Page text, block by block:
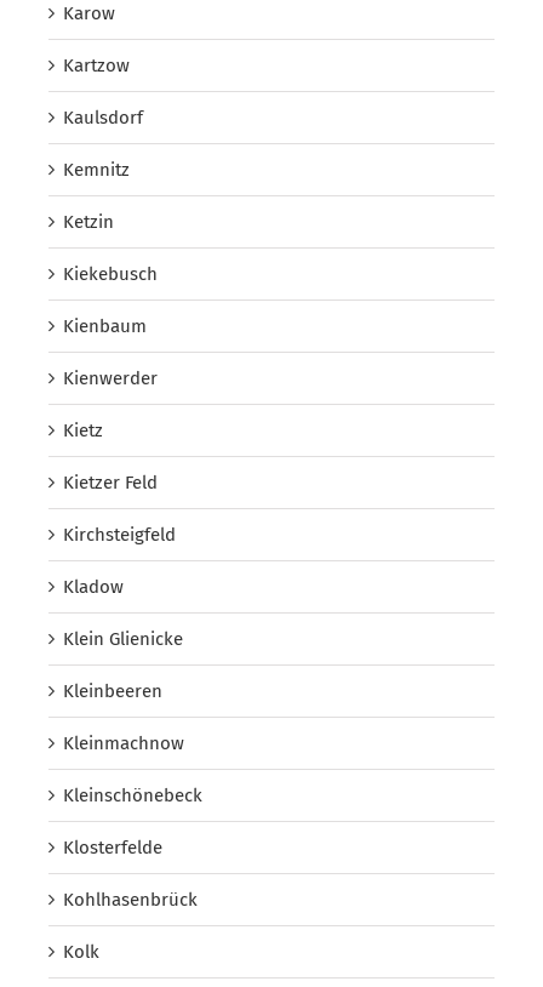
Karow
Kartzow
Kaulsdorf
Kemnitz
Ketzin
Kiekebusch
Kienbaum
Kienwerder
Kietz
Kietzer Feld
Kirchsteigfeld
Kladow
Klein Glienicke
Kleinbeeren
Kleinmachnow
Kleinschönebeck
Klosterfelde
Kohlhasenbrück
Kolk